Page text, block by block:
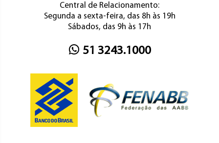
Central de Relacionamento:
Segunda a sexta-feira, das 8h às 19h
Sábados, das 9h às 17h
51 3243.1000